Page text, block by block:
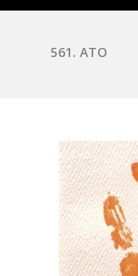
561. ATO
NUEVO